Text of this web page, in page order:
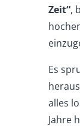
Zeit“,
Es
alles
Jahre